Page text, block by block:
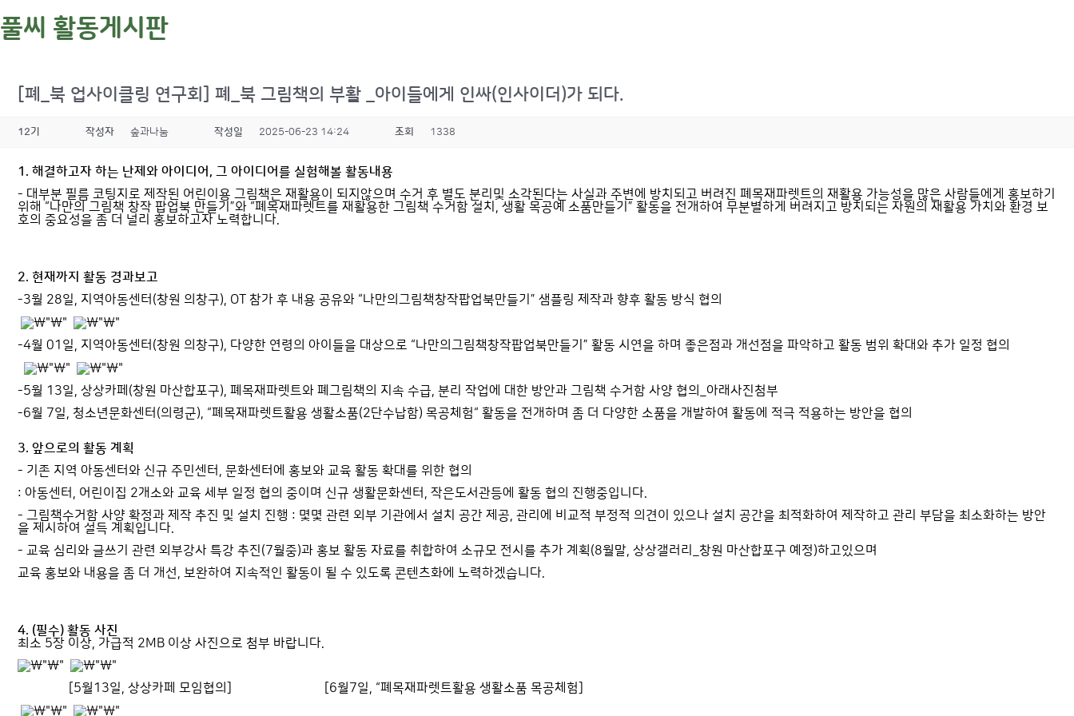
풀씨 활동게시판
[폐_북 업사이클링 연구회] 폐_북 그림책의 부활 _아이들에게 인싸(인사이더)가 되다.
12기 작성자 숲과나눔 작성일 2025-06-23 14:24 조회 1338
1. 해결하고자 하는 난제와 아이디어, 그 아이디어를 실험해볼 활동내용
- 대부분 필름 코팅지로 제작된 어린이용 그림책은 재활용이 되지않으며 수거 후 별도 분리및 소각된다는 사실과 주변에 방치되고 버려진 폐목재파렛트의 재활용 가능성을 많은 사람들에게 홍보하기
위해 “나만의 그림책 창작 팝업북 만들기 ”와 “폐목재파렛트를 재활용한 그림책 수거함 설치 , 생활 목공예 소품만들기 ” 활동을 전개하여 무분별하게 버려지고 방치되는 자원의 재활용 가치와 환경 보
호의 중요성을 좀 더 널리 홍보하고자 노력합니다.
2. 현재까지 활동 경과보고
-3월 28일, 지역아동센터 (창원 의창구), OT 참가 후 내용 공유와 “나만의그림책창작팝업북만들기 ” 샘플링 제작과 향후 활동 방식 협의
-4월 01 일, 지역아동센터 (창원 의창구), 다양한 연령의 아이들을 대상으로 “나만의그림책창작팝업북만들기 ” 활동 시연을 하며 좋은점과 개선점을 파악하고 활동 범위 확대와 추가 일정 협의
-5월 13일, 상상카페 (창원 마산합포구), 폐목재파렛트와 폐그림책의 지속 수급, 분리 작업에 대한 방안과 그림책 수거함 사양 협의
아래사진첨부
-6월 7일, 청소년문화센터 (의령군), “폐목재파렛트활용 생활소품(2단수납함) 목공체험“ 활동을 전개하며 좀 더 다양한 소품을 개발하여 활동에 적극 적용하는 방안을 협의
3. 앞으로의 활동 계획
- 기존 지역 아동센터와 신규 주민센터 , 문화센터에 홍보와 교육 활동 확대를 위한 협의
: 아동센터 , 어린이집 2개소와 교육 세부 일정 협의 중이며 신규 생활문화센터 , 작은도서관등에 활동 협의 진행중입니다.
- 그림책수거함 사양 확정과 제작 추진 및 설치 진행 : 몇몇 관련 외부 기관에서 설치 공간 제공, 관리에 비교적 부정적 의견이 있으나 설치 공간을 최적화하여 제작하고 관리 부담을 최소화하는 방안
을 제시하여 설득 계획입니다.
- 교육 심리와 글쓰기 관련 외부강사 특강 추진(7월중)과 홍보 활동 자료를 취합하여 소규모 전시를 추가 계획(8월말, 상상갤러리 창원 마산합포구 예정)하고있으며
교육 홍보와 내용을 좀 더 개선, 보완하여 지속적인 활동이 될 수 있도록 콘텐츠화에 노력하겠습니다.
4. (필수) 활동 사진
최소 5장 이상, 가급적 2MB 이상 사진으로 첨부 바랍니다.
[5월13일, 상상카페 모임협의 [6월 7일, “폐목재파렛트활용 생활소품 목공체험